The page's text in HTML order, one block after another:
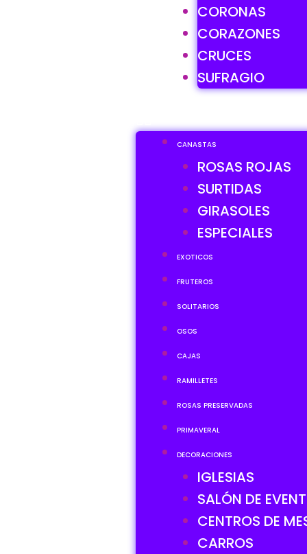
CORONAS
CORAZONES
CRUCES
SUFRAGIO
CANASTAS
ROSAS ROJAS
SURTIDAS
GIRASOLES
ESPECIALES
EXOTICOS
FRUTEROS
SOLITARIOS
OSOS
CAJAS
RAMILLETES
ROSAS PRESERVADAS
PRIMAVERAL
DECORACIONES
IGLESIAS
SALÓN DE
CENTROS DE
CARROS